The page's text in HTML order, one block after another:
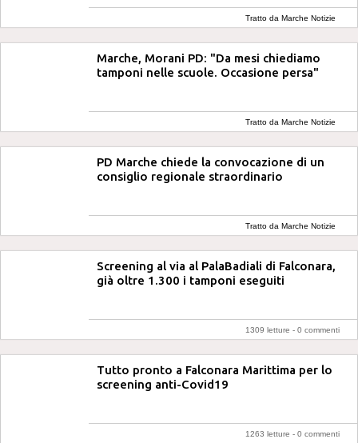
Tratto da Marche Notizie
Marche, Morani PD: "Da mesi chiediamo
tamponi nelle scuole. Occasione persa"
Tratto da Marche Notizie
PD Marche chiede la convocazione di un
consiglio regionale straordinario
Tratto da Marche Notizie
Screening al via al PalaBadiali di Falconara,
già oltre 1.300 i tamponi eseguiti
1309 letture - 0 commenti
Tutto pronto a Falconara Marittima per lo
screening anti-Covid19
1263 letture - 0 commenti